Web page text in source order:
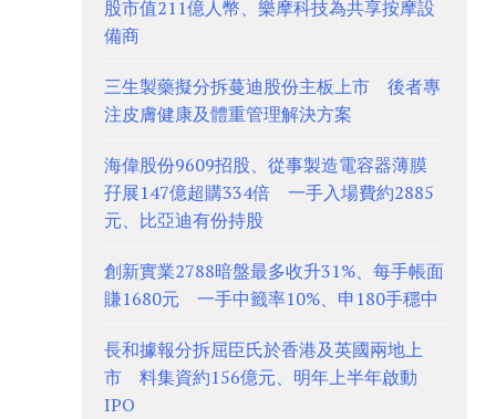
股市值211億人幣、樂摩科技為共享按摩設
備商
三生製藥擬分拆蔓迪股份主板上市 後者專
注皮膚健康及體重管理解決方案
海偉股份9609招股、從事製造電容器薄膜
孖展147億超購334倍 一手入場費約2885
元、比亞迪有份持股
創新實業2788暗盤最多收升31%、每手帳面
賺1680元 一手中籤率10%、申180手穩中
長和據報分拆屈臣氏於香港及英國兩地上
市 料集資約156億元、明年上半年啟動
IPO